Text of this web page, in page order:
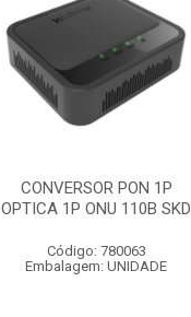
CONVERSOR PON 1P
OPTICA 1P ONU 110B SKD
Código: 780063
Embalagem: UNIDADE